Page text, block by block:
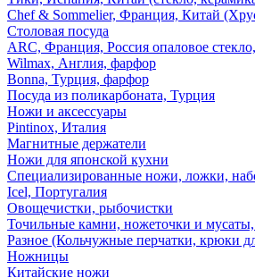
Chef & Sommelier, Франция, Китай
Столовая посуда
ARC, Франция, Россия опаловое
Wilmax, Англия, фарфор
Bonna, Турция, фарфор
Посуда из поликарбоната, Турция
Ножи и аксессуары
Pintinox, Италия
Магнитные держатели
Ножи для японской кухни
Специализированные ножи, ложки,
Icel, Португалия
Овощечистки, рыбочистки
Точильные камни, ножеточки и
Разное (Кольчужные перчатки, крюки
Ножницы
Китайские ножи